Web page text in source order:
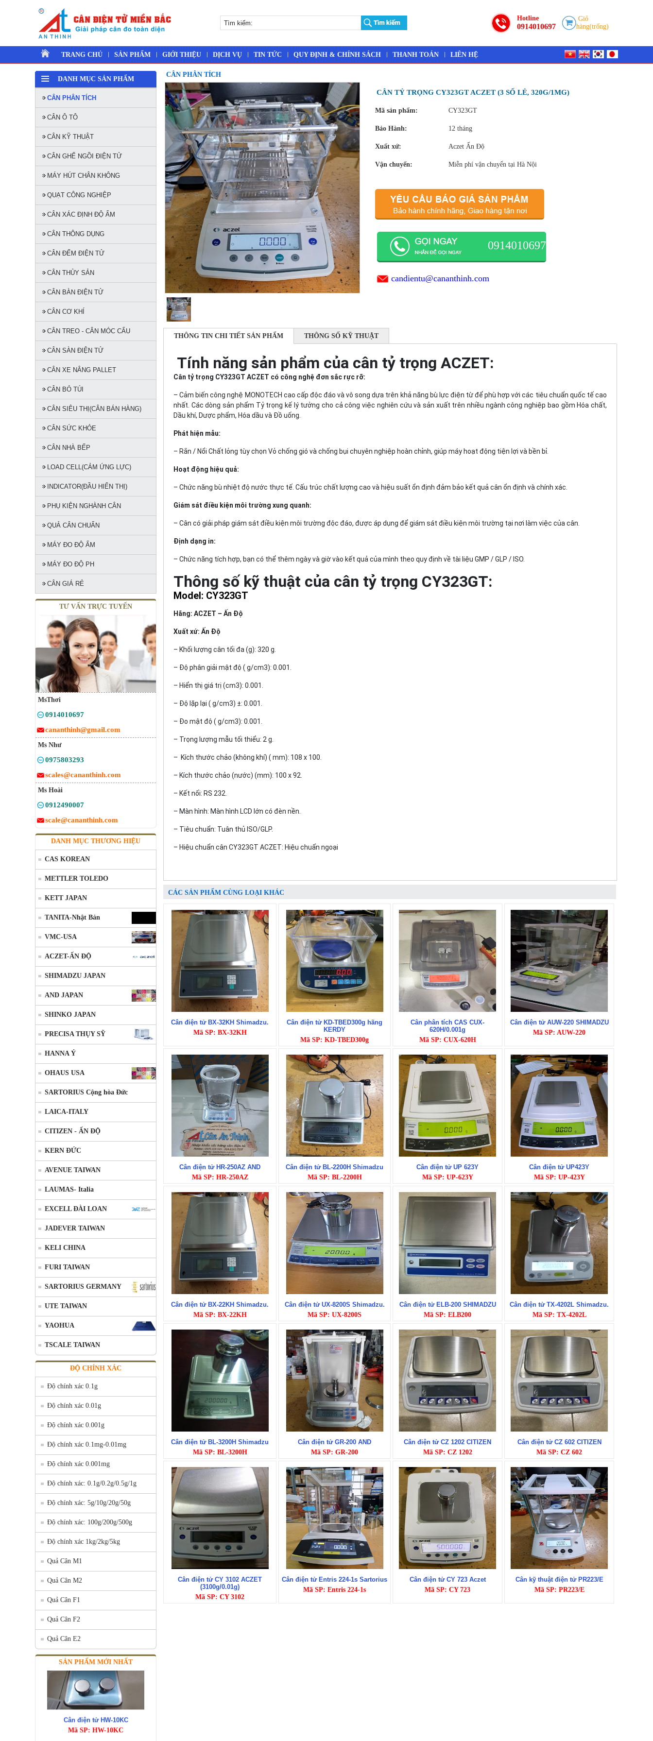
Hotline
0914010697
Giỏ
hàng(trống)
TRANG CHỦ SẢN PHẨM GIỚI THIỆU DỊCH VỤ TIN TỨC QUY ĐỊNH & CHÍNH SÁCH THANH TOÁN LIÊN HỆ
DANH MỤC SẢN PHẨM
CÂN PHÂN TÍCH
CÂN Ô TÔ
CÂN KỸ THUẬT
CÂN GHẾ NGỒI ĐIỆN TỬ
MÁY HÚT CHÂN KHÔNG
QUẠT CÔNG NGHIỆP
CÂN XÁC ĐỊNH ĐỘ ẨM
CÂN THÔNG DỤNG
CÂN ĐẾM ĐIỆN TỬ
CÂN THỦY SẢN
CÂN BÀN ĐIỆN TỬ
CÂN CƠ KHÍ
CÂN TREO - CÂN MÓC CẨU
CÂN SÀN ĐIỆN TỬ
CÂN XE NÂNG PALLET
CÂN BỎ TÚI
CÂN SIÊU THỊ(CÂN BÁN HÀNG)
CÂN SỨC KHỎE
CÂN NHÀ BẾP
LOAD CELL(CẢM ỨNG LỰC)
INDICATOR(ĐẦU HIỂN THỊ)
PHỤ KIỆN NGHÀNH CÂN
QUẢ CÂN CHUẨN
MÁY ĐO ĐỘ ẨM
MÁY ĐO ĐỘ PH
CÂN GIÁ RẺ
TƯ VẤN TRỰC TUYẾN
MsThơi
0914010697
cananthinh@gmail.com
Ms Như
0975803293
scales@cananthinh.com
Ms Hoài
0912490007
scale@cananthinh.com
DANH MỤC THƯƠNG HIỆU
CAS KOREAN
METTLER TOLEDO
KETT JAPAN
TANITA-Nhật Bản
VMC-USA
ACZET-ẤN ĐỘ
SHIMADZU JAPAN
AND JAPAN
SHINKO JAPAN
PRECISA THỤY SỸ
HANNA Ý
OHAUS USA
SARTORIUS Cộng hòa Đức
LAICA-ITALY
CITIZEN - ẤN ĐỘ
KERN ĐỨC
AVENUE TAIWAN
LAUMAS- Italia
EXCELL ĐÀI LOAN
JADEVER TAIWAN
KELI CHINA
FURI TAIWAN
SARTORIUS GERMANY
UTE TAIWAN
YAOHUA
TSCALE TAIWAN
ĐỘ CHÍNH XÁC
Độ chính xác 0.1g
Độ chính xác 0.01g
Độ chính xác 0.001g
Độ chính xác 0.1mg-0.01mg
Độ chính xác 0.001mg
Độ chính xác: 0.1g/0.2g/0.5g/1g
Độ chính xác: 5g/10g/20g/50g
Độ chính xác: 100g/200g/500g
Độ chính xác 1kg/2kg/5kg
Quả Cân M1
Quả Cân M2
Quả Cân F1
Quả Cân F2
Quả Cân E2
SẢN PHẨM MỚI NHẤT
Cân điện tử HW-10KC
Mã SP: HW-10KC
CÂN PHÂN TÍCH
CÂN TỶ TRỌNG CY323GT ACZET (3 SỐ LẺ, 320G/1MG)
Mã sản phẩm: CY323GT
Bảo Hành: 12 tháng
Xuất xứ: Aczet Ấn Độ
Vận chuyển: Miễn phí vận chuyển tại Hà Nội
0914010697
candientu@cananthinh.com
THÔNG TIN CHI TIẾT SẢN PHẨM THÔNG SỐ KỸ THUẬT
Tính năng sản phẩm của cân tỷ trọng ACZET:
Cân tỷ trọng CY323GT ACZET có công nghệ đơn sắc rực rỡ:
– Cảm biến công nghệ MONOTECH cao cấp độc đáo và vô song dựa trên khả năng bù lực điện từ để phù hợp với các tiêu chuẩn quốc tế cao
nhất. Các dòng sản phẩm Tỷ trọng kế lý tưởng cho cả công việc nghiên cứu và sản xuất trên nhiều ngành công nghiệp bao gồm Hóa chất,
Dầu khí, Dược phẩm, Hóa dầu và Đồ uống.
Phát hiện mẫu:
– Rắn / Nổi Chất lỏng tùy chọn Vỏ chống gió và chống bụi chuyên nghiệp hoàn chỉnh, giúp máy hoạt động tiện lợi và bền bỉ.
Hoạt động hiệu quả:
– Chức năng bù nhiệt độ nước thực tế. Cấu trúc chất lượng cao và hiệu suất ổn định đảm bảo kết quả cân ổn định và chính xác.
Giám sát điều kiện môi trường xung quanh:
– Cân có giải pháp giám sát điều kiện môi trường độc đáo, được áp dụng để giám sát điều kiện môi trường tại nơi làm việc của cân.
Định dạng in:
– Chức năng tích hợp, bạn có thể thêm ngày và giờ vào kết quả của mình theo quy định về tài liệu GMP / GLP / ISO.
Thông số kỹ thuật của cân tỷ trọng CY323GT:
Model: CY323GT
Hãng: ACZET – Ấn Độ
Xuất xứ: Ấn Độ
– Khối lượng cân tối đa (g): 320 g.
– Độ phân giải mật độ ( g/cm3): 0.001.
– Hiển thị giá trị (cm3): 0.001.
– Độ lặp lại ( g/cm3) ±: 0.001.
– Đo mật độ ( g/cm3): 0.001.
– Trọng lượng mẫu tối thiểu: 2 g.
– Kích thước chảo (không khí) ( mm): 108 x 100.
– Kích thước chảo (nước) (mm): 100 x 92.
– Kết nối: RS 232.
– Màn hình: Màn hình LCD lớn có đèn nền.
– Tiêu chuẩn: Tuân thủ ISO/GLP.
– Hiệu chuẩn cân CY323GT ACZET: Hiệu chuẩn ngoại
CÁC SẢN PHẨM CÙNG LOẠI KHÁC
Cân điện tử BX-32KH Shimadzu.
Mã SP: BX-32KH
Cân điện tử KD-TBED300g hãng
KERDY
Mã SP: KD-TBED300g
Cân phân tích CAS CUX-
620H/0.001g
Mã SP: CUX-620H
Cân điện tử AUW-220 SHIMADZU
Mã SP: AUW-220
Cân điện tử HR-250AZ AND
Mã SP: HR-250AZ
Cân điện tử BL-2200H Shimadzu
Mã SP: BL-2200H
Cân điện tử UP 623Y
Mã SP: UP-623Y
Cân điện tử UP423Y
Mã SP: UP-423Y
Cân điện tử BX-22KH Shimadzu.
Mã SP: BX-22KH
Cân điện tử UX-8200S Shimadzu.
Mã SP: UX-8200S
Cân điện tử ELB-200 SHIMADZU
Mã SP: ELB200
Cân điện tử TX-4202L Shimadzu.
Mã SP: TX-4202L
Cân điện tử BL-3200H Shimadzu
Mã SP: BL-3200H
Cân điện tử GR-200 AND
Mã SP: GR-200
Cân điện tử CZ 1202 CITIZEN
Mã SP: CZ 1202
Cân điện tử CZ 602 CITIZEN
Mã SP: CZ 602
Cân điện tử CY 3102 ACZET
(3100g/0.01g)
Mã SP: CY 3102
Cân điện tử Entris 224-1s Sartorius
Mã SP: Entris 224-1s
Cân điện tử CY 723 Aczet
Mã SP: CY 723
Cân kỹ thuật điện tử PR223/E
Mã SP: PR223/E